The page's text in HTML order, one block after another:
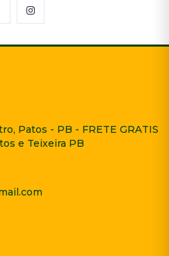
Patos - PB - FRETE GRATIS
e Teixeira PB